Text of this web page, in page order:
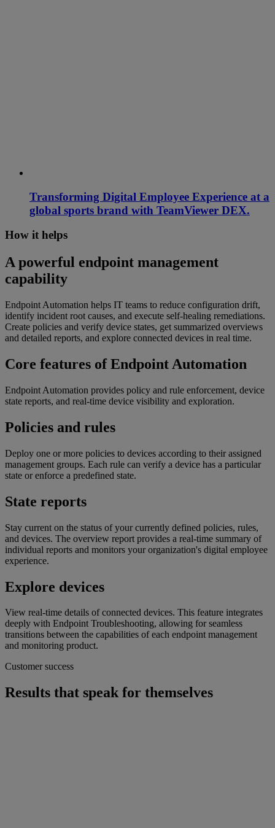
Transforming Digital Employee Experience at a
global sports brand with TeamViewer DEX.
How it helps
A powerful endpoint management
capability
Endpoint Automation helps IT teams to reduce configuration drift,
identify incident root causes, and execute self-healing remediations.
Create policies and verify device states, get summarized overviews
and detailed reports, and explore connected devices in real time.
Core features of Endpoint Automation
Endpoint Automation provides policy and rule enforcement, device
state reports, and real-time device visibility and exploration.
Policies and rules
Deploy one or more policies to devices according to their assigned
management groups. Each rule can verify a device has a particular
state or enforce a predefined state.
State reports
Stay current on the status of your currently defined policies, rules,
and devices. The overview report provides a real-time summary of
individual reports and monitors your organization's digital employee
experience.
Explore devices
View real-time details of connected devices. This feature integrates
deeply with Endpoint Troubleshooting, allowing for seamless
transitions between the capabilities of each endpoint management
and monitoring product.
Customer success
Results that speak for themselves